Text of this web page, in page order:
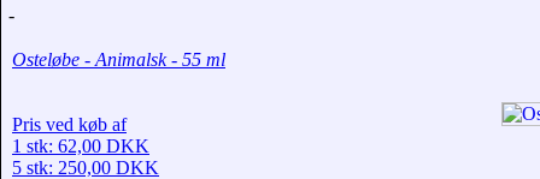
-
Osteløbe - Animalsk - 55 ml
Pris ved køb af
1 stk: 62,00 DKK
5 stk: 250,00 DKK